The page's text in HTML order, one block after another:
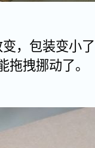
包装变小了
拖拽挪动了。